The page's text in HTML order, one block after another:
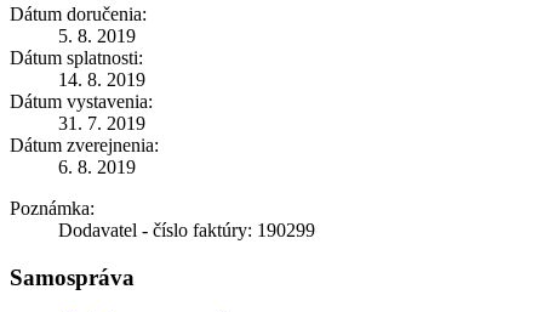
Dátum doručenia:
5. 8. 2019
Dátum splatnosti:
14. 8. 2019
Dátum vystavenia:
31. 7. 2019
Dátum zverejnenia:
6. 8. 2019
Poznámka:
Dodavatel - číslo faktúry: 190299
Samospráva